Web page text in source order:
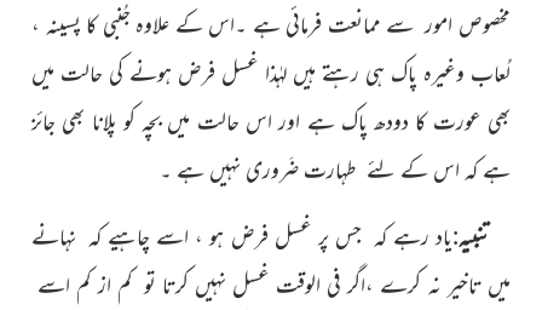
مخصوص امور سے ممانعت فرمائی ہے ۔اس کے علاوہ جُنبی کا پسینہ ،
لُعاب وغیرہ پاک ہی رہتے ہیں لہٰذا غسل فرض ہونے کی حالت میں
بھی عورت کا دودھ پاک ہے اور اس حالت میں بچہ کو پلانا بھی جائز
ہے کہ اس کے لئے طہارت ضَروری نہیں ہے ۔
تنبیہ:یاد رہے کہ جس پر غسل فرض ہو ، اسے چاہیے کہ نہانے
میں تاخیر نہ کرے ،اگر فی الوقت غسل نہیں کرتا تو کم از کم اسے